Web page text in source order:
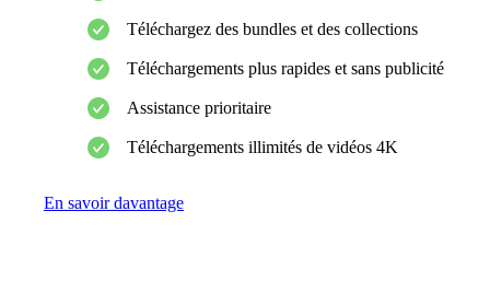
Téléchargez des bundles et des collections
Téléchargements plus rapides et sans publicité
Assistance prioritaire
Téléchargements illimités de vidéos 4K
En savoir davantage